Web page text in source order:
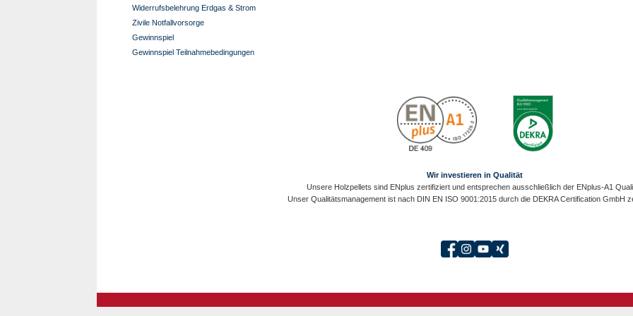
Widerrufsbelehrung Erdgas & Strom
Zivile Notfallvorsorge
Gewinnspiel
Gewinnspiel Teilnahmebedingungen
Wir investieren in Qualität
Unsere Holzpellets sind ENplus zertifiziert und entsprechen ausschließlich der ENplus-A1
Unser Qualitätsmanagement ist nach DIN EN ISO 9001:2015 durch die DEKRA Certification GmbH